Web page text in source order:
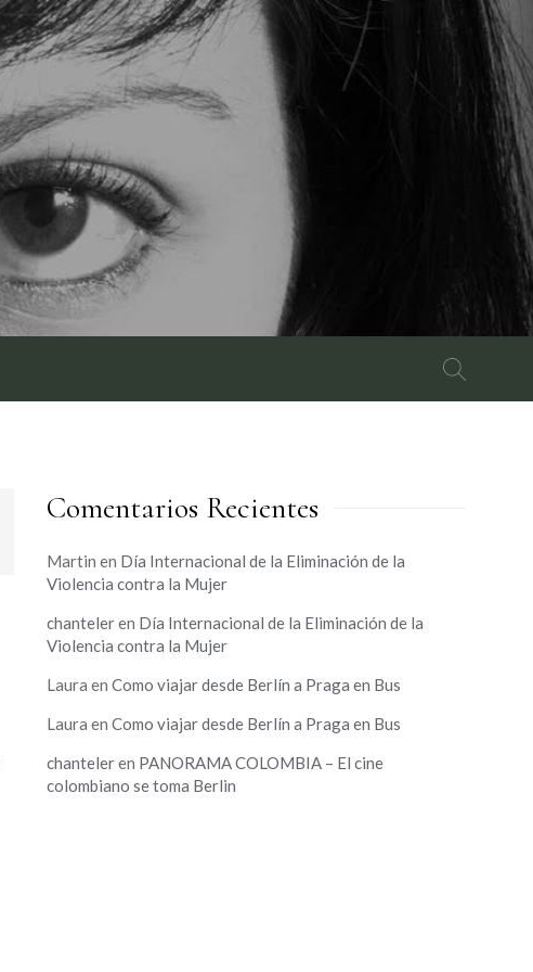
Comentarios Recientes
Martin en Día Internacional de la Eliminación de la
Violencia contra la Mujer
chanteleren Día Internacional de la Eliminación de la
Violencia contra la Mujer
Laura enComo viajar desde Berlín a Praga en Bus
Laura enComo viajar desde Berlín a Praga en Bus
chanteleren PANORAMA COLOMBIA – El cine
colombiano se toma Berlin